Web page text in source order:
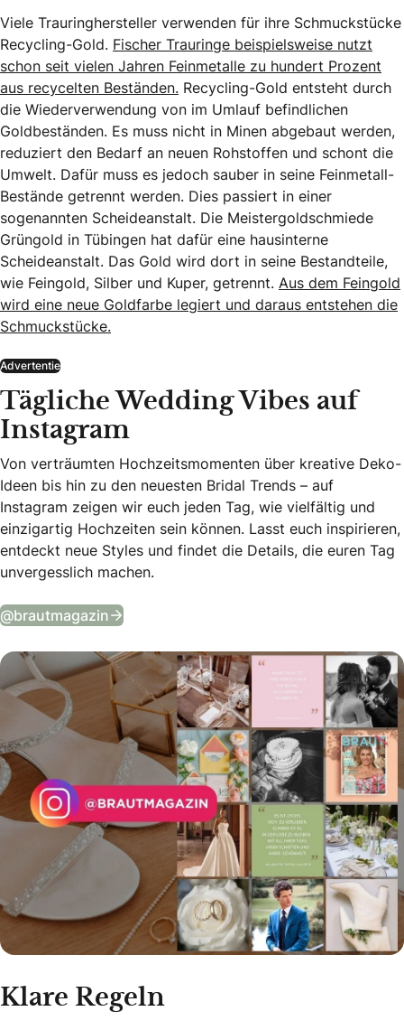
Viele Trauringhersteller verwenden für ihre Schmuckstücke
Recycling-Gold. Fischer Trauringe beispielsweise nutzt
schon seit vielen Jahren Feinmetalle zu hundert Prozent
aus recycelten Beständen. Recycling-Gold entsteht durch
die Wiederverwendung von im Umlauf befindlichen
Goldbeständen. Es muss nicht in Minen abgebaut werden,
reduziert den Bedarf an neuen Rohstoffen und schont die
Umwelt. Dafür muss es jedoch sauber in seine Feinmetall-
Bestände getrennt werden. Dies passiert in einer
sogenannten Scheideanstalt. Die Meistergoldschmiede
Grüngold in Tübingen hat dafür eine hausinterne
Scheideanstalt. Das Gold wird dort in seine Bestandteile,
wie Feingold, Silber und Kuper, getrennt. Aus dem Feingold
wird eine neue Goldfarbe legiert und daraus entstehen die
Schmuckstücke.
Advertentie
Tägliche Wedding Vibes auf
Instagram
Von verträumten Hochzeitsmomenten über kreative Deko-
Ideen bis hin zu den neuesten Bridal Trends – auf
Instagram zeigen wir euch jeden Tag, wie vielfältig und
einzigartig Hochzeiten sein können. Lasst euch inspirieren,
entdeckt neue Styles und findet die Details, die euren Tag
unvergesslich machen.
@brautmagazin Tägliche Wedding Vibes auf Instagram
Klare Regeln